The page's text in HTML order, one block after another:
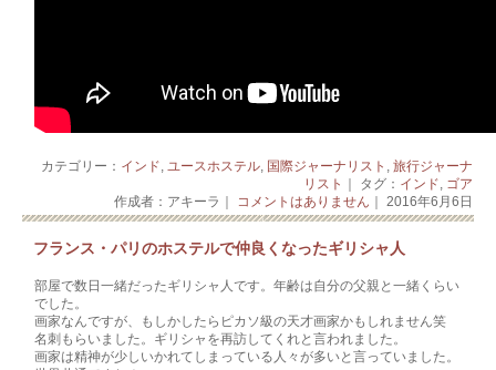
カテゴリー： インド ユースホステル, 国際ジャーナリスト
旅行ジャーナ
リスト ｜ タグ： インド ゴア
作成者：アキーラ｜
コメントはありません ｜ 2016年6月6日
フランス・パリのホステルで仲良くなったギリシャ人
部屋で数日一緒だったギリシャ人です。年齢は自分の父親と一緒くらい
でした。
画家なんですが、もしかしたらピカソ級の天才画家かもしれません笑
名刺もらいました。ギリシャを再訪してくれと言われまし た。
画家は精神が少しいかれてしまっている人々が多いと言っていました。